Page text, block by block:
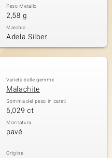
Peso Metallo
2,58 g
Marchio
Adela Silber
Varietà delle gemme
Malachite
Somma del peso in carati
6,029 ct
Montatura
pavé
Origine